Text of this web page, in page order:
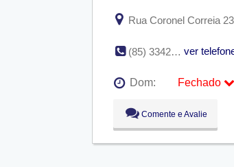
Rua Coronel Correia
(85) 3342-1323 ver
Dom:
Fechado
Seg:
Ter:
09:00 - 18:00
Qua:
09:00 - 18:00
Qui:
09:00 - 18:00
Comente e Avalie